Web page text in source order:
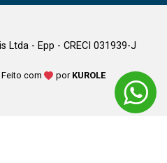
Ltda - Epp - CRECI 031939-J
Feito com por KUROLE